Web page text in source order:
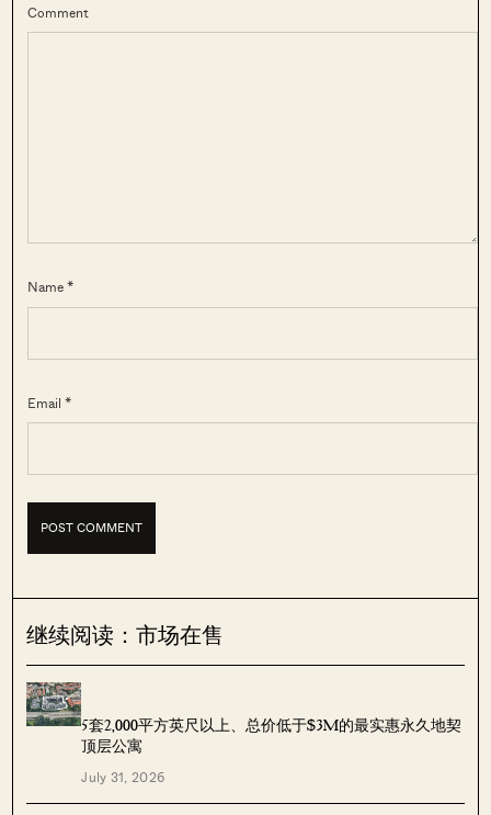
Comment
Name *
Email *
继续阅读：市场在售
5套2,000平方英尺以上、总价低于$3M的最实惠永久地契
顶层公寓
July 31, 2026